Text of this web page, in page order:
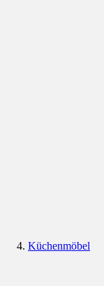
Küchenmöbel